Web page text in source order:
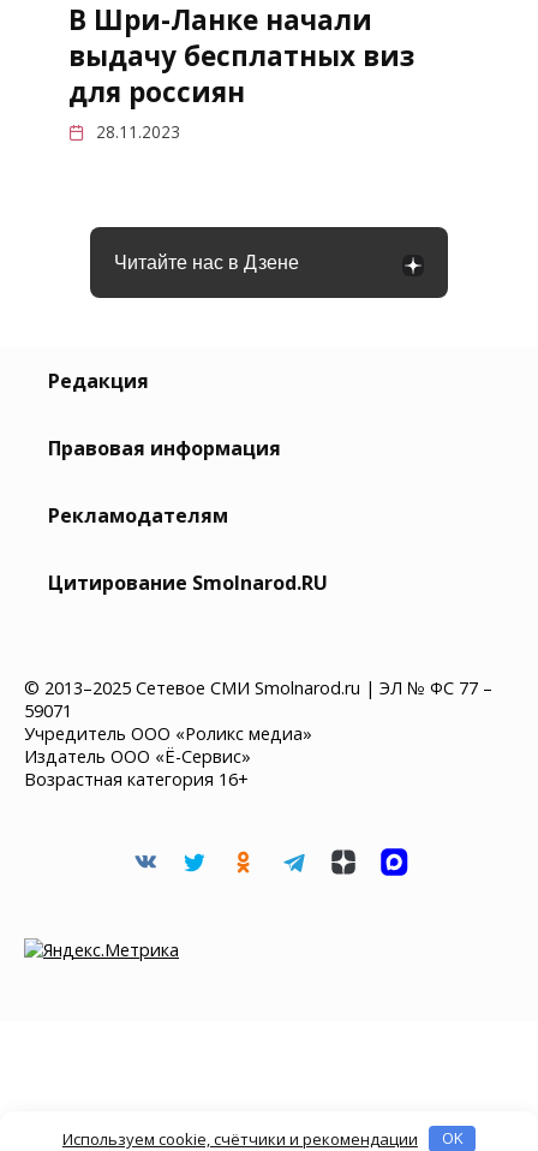
В Шри-Ланке начали
выдачу бесплатных виз
для россиян
28.11.2023
Читайте нас в Дзене
Редакция
Правовая информация
Рекламодателям
Цитирование Smolnarod.RU
© 2013–2025 Сетевое СМИ Smolnarod.ru | ЭЛ № ФС 77 –
59071
Учредитель ООО «Роликс медиа»
Издатель ООО «Ё-Сервис»
Возрастная категория 16+
Используем cookie, счётчики и рекомендации OK